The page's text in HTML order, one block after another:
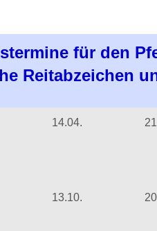
für den
Reitabzeichen
14.04.
13.10.